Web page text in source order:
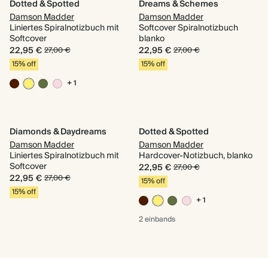
Dotted & Spotted
Damson Madder
Liniertes Spiralnotizbuch mit
Softcover
22,95 €27,00 €
15% off
+ 1
Dreams & Schemes
Damson Madder
Softcover Spiralnotizbuch
blanko
22,95 €27,00 €
15% off
Diamonds & Daydreams
Damson Madder
Liniertes Spiralnotizbuch mit
Softcover
22,95 €27,00 €
15% off
Dotted & Spotted
Damson Madder
Hardcover-Notizbuch, blanko
22,95 €27,00 €
15% off
+ 1
2 einbands